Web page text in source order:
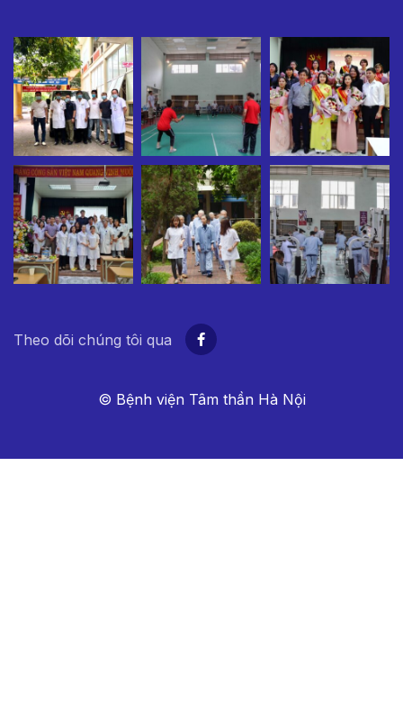
Theo dõi chúng tôi qua
© Bệnh viện Tâm thần Hà Nội